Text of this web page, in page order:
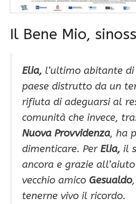
Il Bene Mio,
Elia, l’ultimo abitante di
paese distrutto da un
rifiuta di adeguarsi al
comunità che invece,
Nuova Provvidenza, ha
dimenticare. Per Elia, il
ancora e grazie
vecchio amico Gesualdo
tenerne vivo il ricordo.